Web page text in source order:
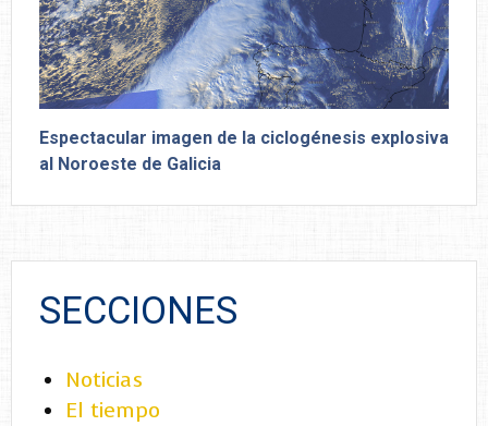
Espectacular imagen de la ciclogénesis explosiva
al Noroeste de Galicia
SECCIONES
Noticias
El tiempo